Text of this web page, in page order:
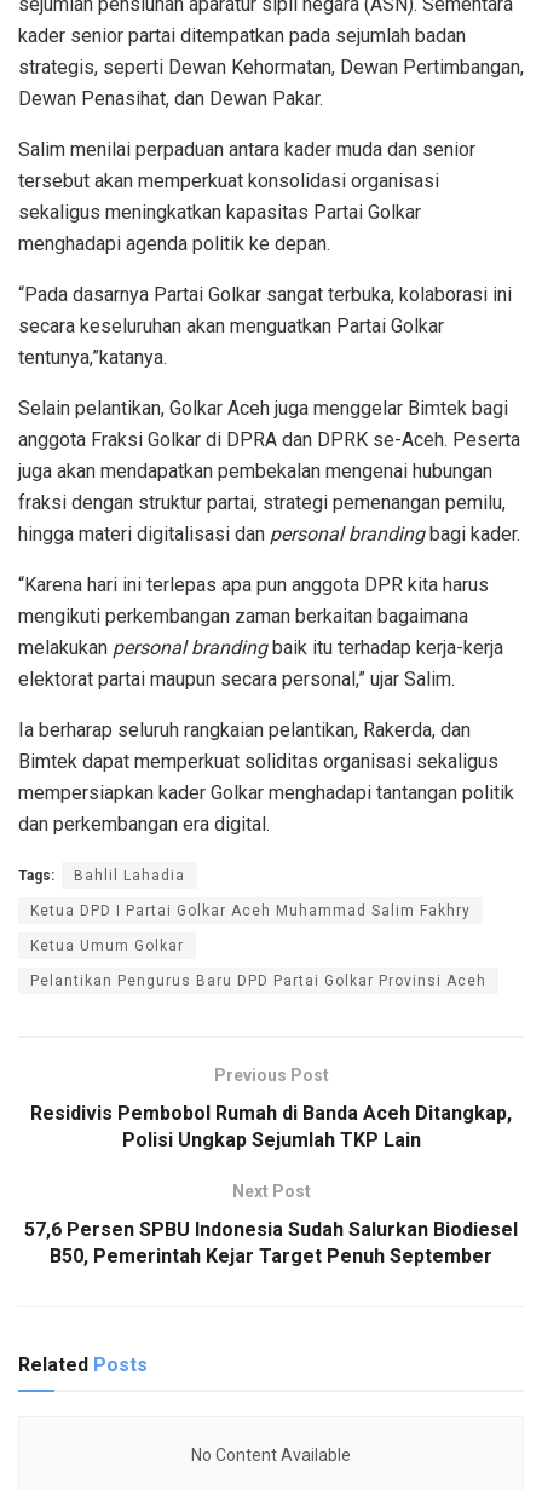
kader senior partai ditempatkan pada sejumlah badan
strategis, seperti Dewan Kehormatan, Dewan Pertimbangan,
Dewan Penasihat, dan Dewan Pakar.
Salim menilai perpaduan antara kader muda dan senior
tersebut akan memperkuat konsolidasi organisasi
sekaligus meningkatkan kapasitas Partai Golkar
menghadapi agenda politik ke depan.
“Pada dasarnya Partai Golkar sangat terbuka, kolaborasi ini
secara keseluruhan akan menguatkan Partai Golkar
tentunya,”katanya.
Selain pelantikan, Golkar Aceh juga menggelar Bimtek bagi
anggota Fraksi Golkar di DPRA dan DPRK se-Aceh. Peserta
juga akan mendapatkan pembekalan mengenai hubungan
fraksi dengan struktur partai, strategi pemenangan pemilu,
hingga materi digitalisasi dan personal brandingbagi kader.
“Karena hari ini terlepas apa pun anggota DPR kita harus
mengikuti perkembangan zaman berkaitan bagaimana
melakukan personal brandingbaik itu terhadap kerja-kerja
elektorat partai maupun secara personal,” ujar Salim.
Ia berharap seluruh rangkaian pelantikan, Rakerda, dan
Bimtek dapat memperkuat soliditas organisasi sekaligus
mempersiapkan kader Golkar menghadapi tantangan politik
dan perkembangan era digital.
Tags: Bahlil Lahadia
Ketua DPD I Partai Golkar Aceh Muhammad Salim Fakhry
Ketua Umum Golkar
Pelantikan Pengurus Baru DPD Partai Golkar Provinsi Aceh
Previous Post
Residivis Pembobol Rumah di Banda Aceh Ditangkap,
Polisi Ungkap Sejumlah TKP Lain
Next Post
57,6 Persen SPBU Indonesia Sudah Salurkan Biodiesel
B50, Pemerintah Kejar Target Penuh September
Related Posts
No Content Available